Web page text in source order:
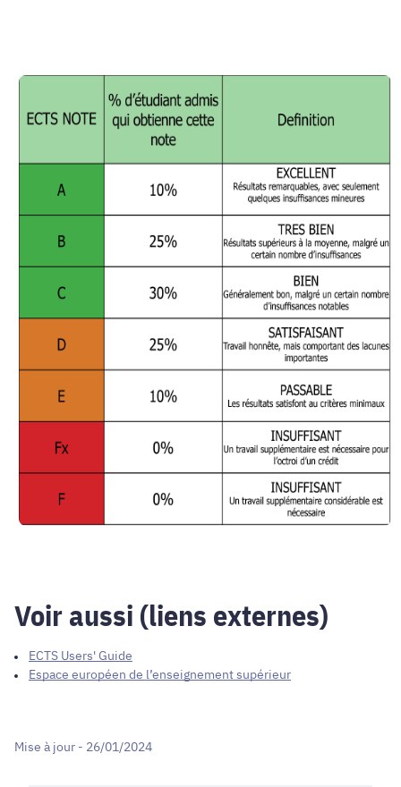
Voir aussi (liens externes)
ECTS Users' Guide
Espace européen de l’enseignement supérieur
Mise à jour - 26/01/2024